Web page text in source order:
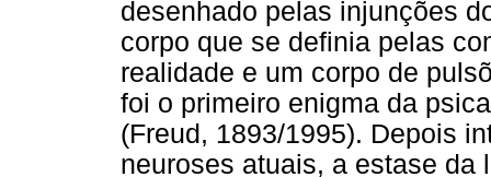
desenhado pelas injunções
corpo que se definia pelas
realidade e um corpo de
foi o primeiro enigma da
(Freud, 1893/1995). Depois
neuroses atuais, a estase da